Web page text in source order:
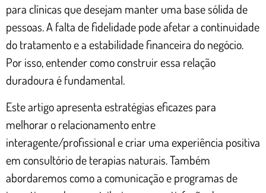
para clínicas que desejam manter uma base sólida de
pessoas. A falta de fidelidade pode afetar a continuidade
do tratamento e a estabilidade financeira do negócio.
Por isso, entender como construir essa relação
duradoura é fundamental.
Este artigo apresenta estratégias eficazes para
melhorar o relacionamento entre
interagente/profissional e criar uma experiência positiva
em consultório de terapias naturais. Também
abordaremos como a comunicação e programas de